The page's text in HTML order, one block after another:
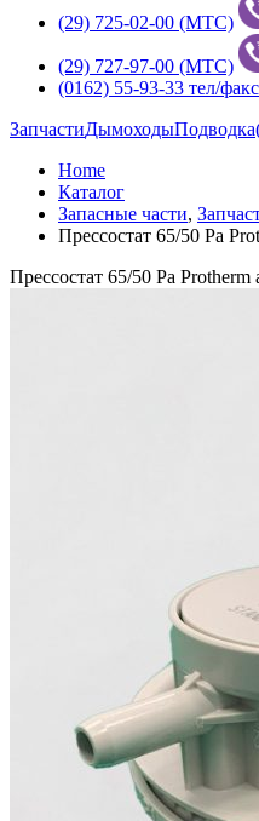
(29) 725-02-00 (МТС)
(29) 727-97-00 (МТС)
(0162) 55-93-33 тел/факс
ЗапчастиДымоходы
Home
Каталог
Запасные части,
Прессостат 65/50 Pa
Прессостат 65/50 Pa Protherm